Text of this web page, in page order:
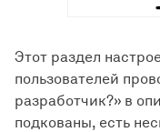
Этот раздел
пользователей
разработчик?» в
подкованы, есть